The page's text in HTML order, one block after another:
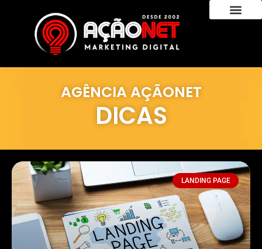
AGÊNCIA AÇÃONET
DICAS
LANDING PAGE